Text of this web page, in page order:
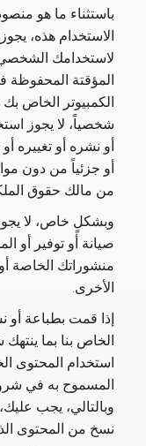
باستثناء ما هو
الاستخدام هذه،
لاستخدامك
المؤقتة المحفوظة
الكمبيوتر الخاص
شخصياً، لا يجوز
أو نشره أو تغييره
أو جزئياً من دون
من مالك حقوق
وبشكلٍ خاص، لا
صيانة أو توفير أو
منشوراتك الخاصة
الأخرى.
إذا قمت بطباعة
الخاص بنا بما
استخدام المحتوى
المسموح به في
وبالتالي، يجب
نسخ من المحتوى